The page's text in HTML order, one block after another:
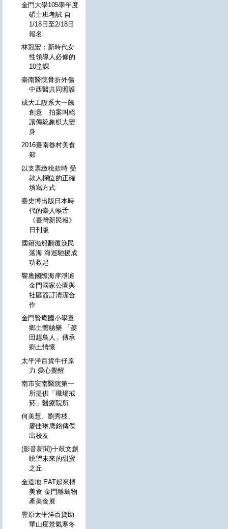
金門大學105學年度
碩士班考試 自
1/18日至2/18日
報名
林冠宏：新時代女
性領導人必修的
10堂課
臺南醫院骨折外傷
中西醫共同照護
成大工設系大一飆
創意 拍案叫絕
讓傳統象棋大變
身
2016臺南眷村美食
節
以支票繳稅款時 受
款人欄位的正確
填寫方式
臺史博出版日本時
代的臺人喉舌
《臺灣新民報》
日刊版
國籍漁船翻覆漁民
落海 海巡馳援成
功救起
響應國際海岸淨灘
金門國家公園與
社區簽訂清潔合
作
金門賢庵國小學童
鄉土體驗樂 「麥
田趕鳥人」傳承
鄉土情懷
太平洋百貨牛仔原
力 愛心覺醒
南市安南醫院第一
所提供「職場戒
菸」醫療院所
何美慧、劉秀枝、
廖佳琳膺銘傳傑
出校友
(影音新聞)十鼓文創
眺望未來的甜蜜
之丘
金道地 EAT起來搏
美食 金門離島物
產美食展
豐原太平洋百貨助
華山度景氣寒冬